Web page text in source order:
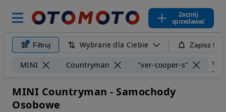
Zacznij
sprzedawać
Filtruj Wybrane dla Ciebie Zapisz
MINI Countryman "ver-cooper-s"
MINI Countryman - Samochody
Osobowe